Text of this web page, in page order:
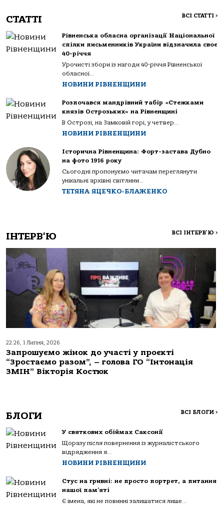
СТАТТІ ВСІ СТАТТІ >
Рівненська обласна організації Національної
спілки письменників України відзначила своє
40-річчя
Урочисті збори із нагоди 40-річчя Рівненської
обласної...
НОВИНИ РІВНЕНЩИНИ
Розпочався мандрівний табір «Стежками
князів Острозьких» на Рівненщині
В Острозі, на Замковій горі, у четвер...
НОВИНИ РІВНЕНЩИНИ
Історична Рівненщина: Форт-застава Дубно
на фото 1916 року
Сьогодні пропонуємо читачам переглянути
унікальні архівні світлини...
ТЕТЯНА ЯЦЕЧКО-БЛАЖЕНКО
ІНТЕРВ'Ю ВСІ ІНТЕРВ'Ю >
22:26, 1 Липня, 2026
Запрошуємо жінок до участі у проєкті
“Зростаємо разом”, – голова ГО “Інтонація
ЗМІН” Вікторія Костюк
БЛОГИ ВСІ БЛОГИ >
У святкових обіймах Саксонії
Щоразу після повернення із журналістського
відрядження я...
НОВИНИ РІВНЕНЩИНИ
Стус на гривні: не просто портрет, а питання
нашої пам’яті
Є імена, які не повинні залишатися лише...